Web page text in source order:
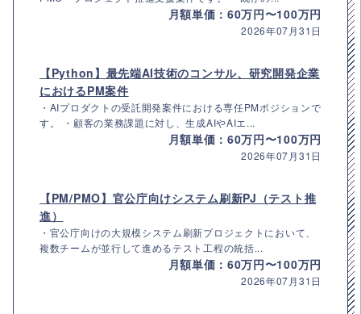
月額単価：60万円〜100万円
2026年07月31日
【Python】最先端AI技術のコンサル、研究開発企業
におけるPM案件
・AIプロダクトの受託開発案件における専任PMポジションで
す。 ・顧客の業務課題に対し、生成AIやAIエ...
月額単価：60万円〜100万円
2026年07月31日
【PM/PMO】官公庁向けシステム刷新PJ（テスト推
進）
・官公庁向けの大規模システム刷新プロジェクトにおいて、
複数チームが並行して進めるテスト工程の統括...
月額単価：60万円〜100万円
2026年07月31日